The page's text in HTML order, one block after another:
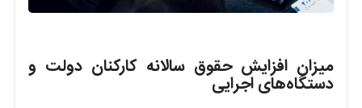
میزان افزایش حقوق سالانه کارکنان دولت و
دستگاه‌های اجرایی